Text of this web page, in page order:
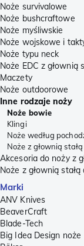
Noże survivalowe
Noże bushcraftowe
Noże myśliwskie
Noże wojskowe i
Noże typu neck
Noże EDC z głownią
Maczety
Noże outdoorowe
Inne rodzaje noży
Noże bowie
Klingi
Noże według
Noże z głownią
Akcesoria do noży z
Noże z głownią stałą
Marki
ANV Knives
BeaverCraft
Blade-Tech
Big Idea Design noże